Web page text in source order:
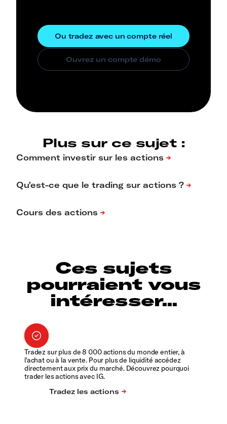
Plus sur ce sujet :
Ces sujets
pourraient vous
intéresser...
Tradez sur plus de 8 000 actions du monde entier, à
l'achat ou à la vente. Pour plus de liquidité accédez
directement aux prix du marché. Découvrez pourquoi
trader les actions avec IG.